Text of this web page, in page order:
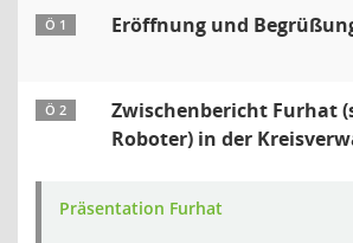
Ö 1 Eröffnung und
Ö 2
Zwischenbericht Furhat
Roboter) in der
Präsentation Furhat